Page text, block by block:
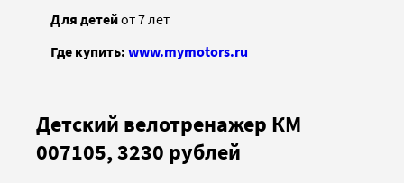
Для детейот 7 лет
Где купить: www.mymotors.ru
Детский велотренажер КМ
007105, 3230 рублей